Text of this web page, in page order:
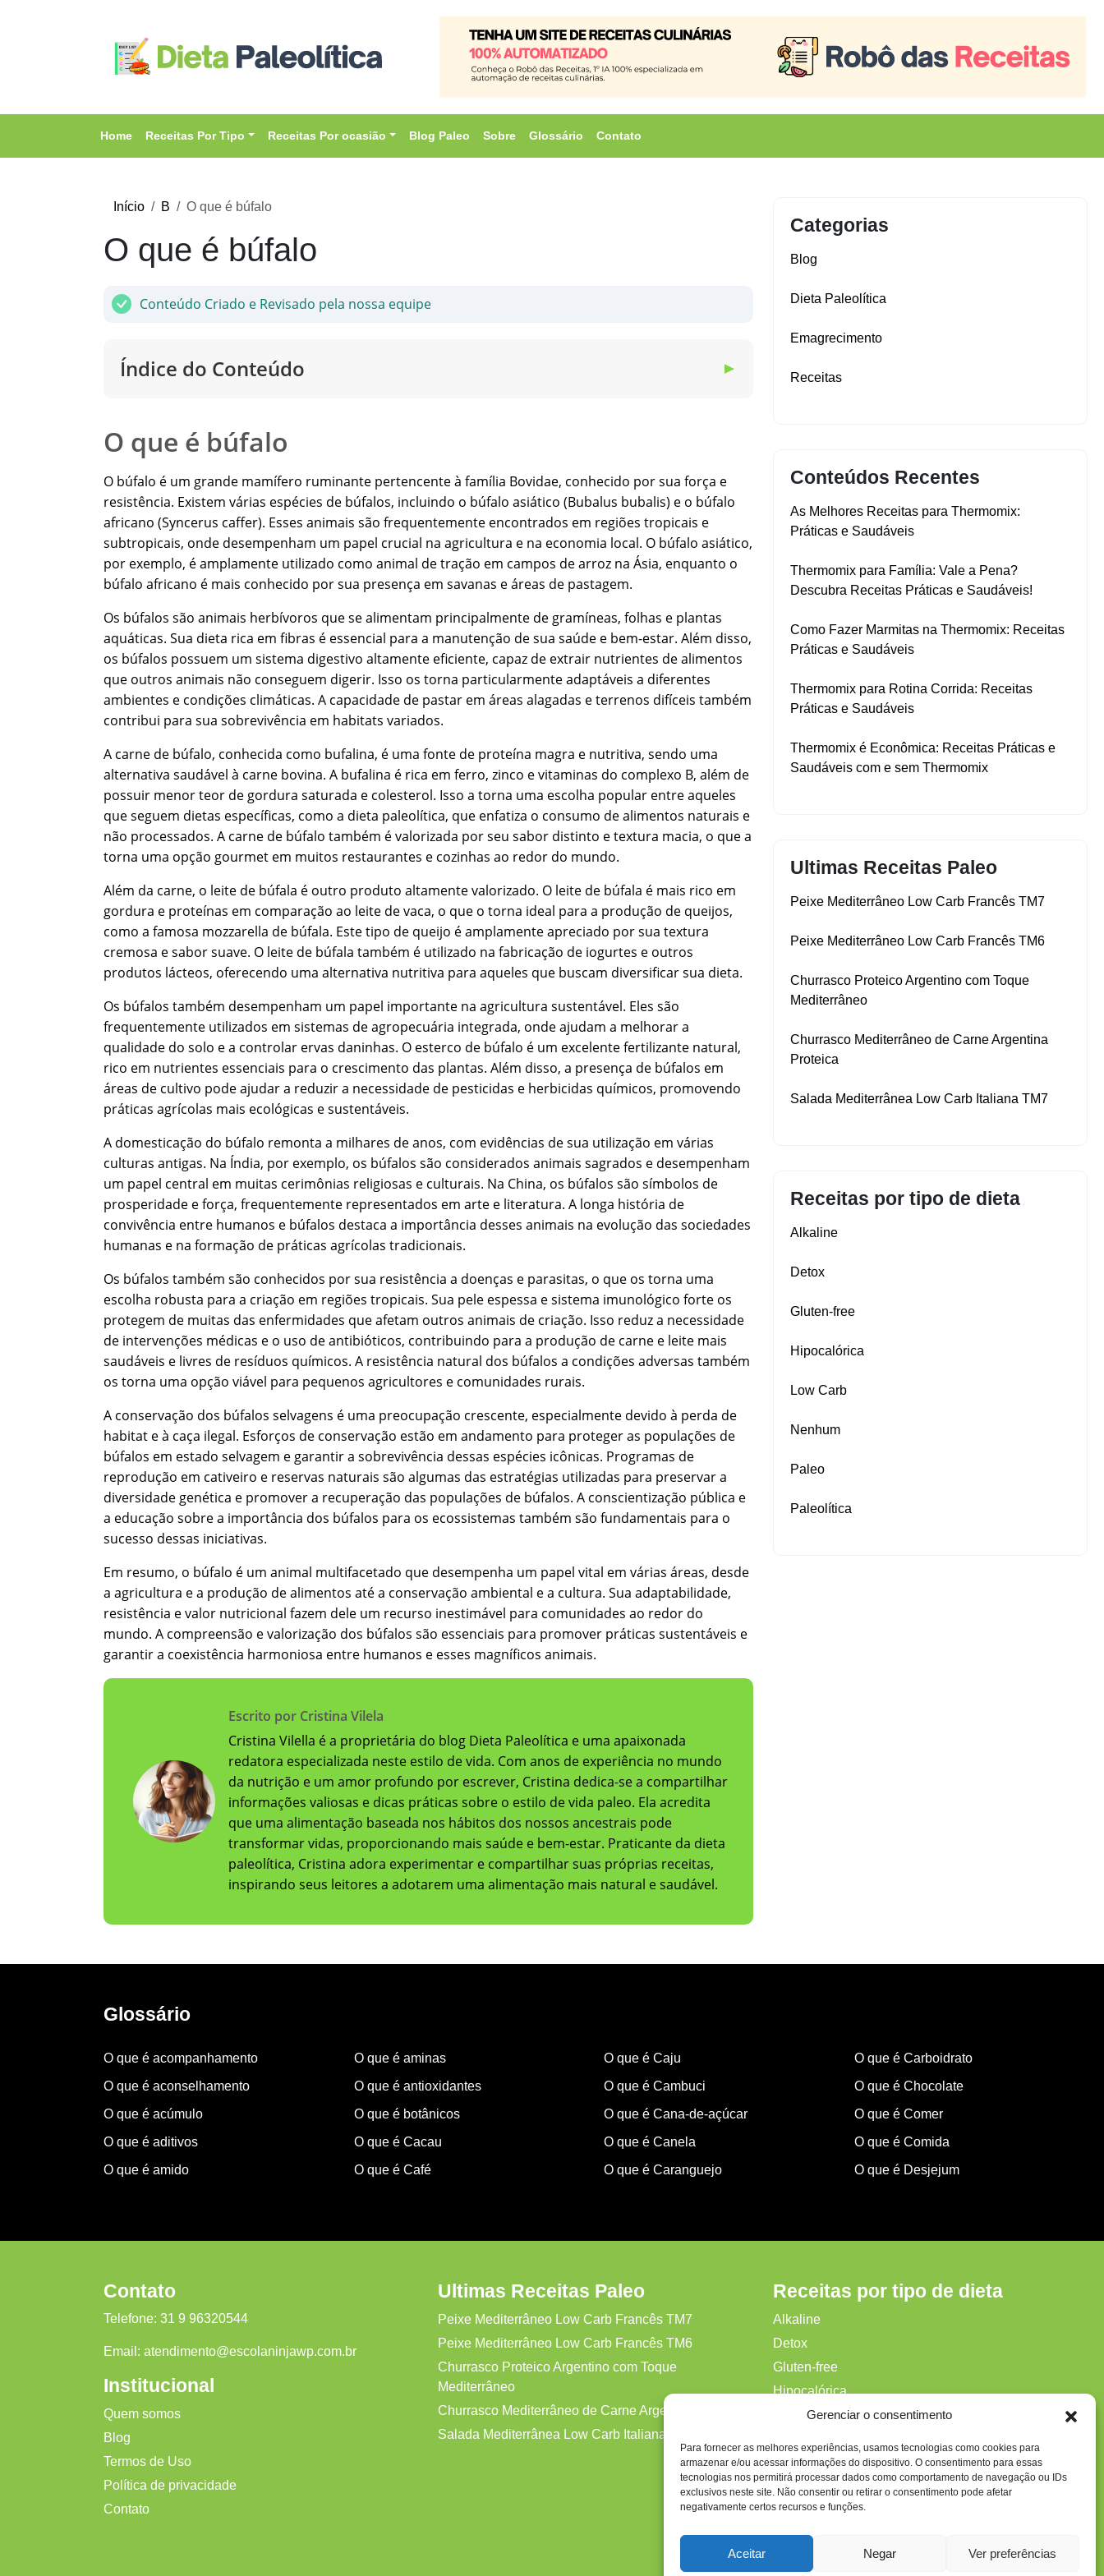
Gerenciar o consentimento
Para fornecer as melhores experiências, usamos tecnologias como cookies para
armazenar e/ou acessar informações do dispositivo. O consentimento para essas
tecnologias nos permitirá processar dados como comportamento de navegação ou IDs
exclusivos neste site. Não consentir ou retirar o consentimento pode afetar
negativamente certos recursos e funções.
Aceitar Negar Ver preferências
Home Receitas Por Tipo Receitas Por ocasião Blog Paleo Sobre Glossário Contato
Início B O que é búfalo
O que é búfalo
Conteúdo Criado e Revisado pela nossa equipe
Índice do Conteúdo ▼
O que é búfalo
O búfalo é um grande mamífero ruminante pertencente à família Bovidae, conhecido por sua força e
resistência. Existem várias espécies de búfalos, incluindo o búfalo asiático (Bubalus bubalis) e o búfalo
africano (Syncerus caffer). Esses animais são frequentemente encontrados em regiões tropicais e
subtropicais, onde desempenham um papel crucial na agricultura e na economia local. O búfalo asiático,
por exemplo, é amplamente utilizado como animal de tração em campos de arroz na Ásia, enquanto o
búfalo africano é mais conhecido por sua presença em savanas e áreas de pastagem.
Os búfalos são animais herbívoros que se alimentam principalmente de gramíneas, folhas e plantas
aquáticas. Sua dieta rica em fibras é essencial para a manutenção de sua saúde e bem-estar. Além disso,
os búfalos possuem um sistema digestivo altamente eficiente, capaz de extrair nutrientes de alimentos
que outros animais não conseguem digerir. Isso os torna particularmente adaptáveis a diferentes
ambientes e condições climáticas. A capacidade de pastar em áreas alagadas e terrenos difíceis também
contribui para sua sobrevivência em habitats variados.
A carne de búfalo, conhecida como bufalina, é uma fonte de proteína magra e nutritiva, sendo uma
alternativa saudável à carne bovina. A bufalina é rica em ferro, zinco e vitaminas do complexo B, além de
possuir menor teor de gordura saturada e colesterol. Isso a torna uma escolha popular entre aqueles
que seguem dietas específicas, como a dieta paleolítica, que enfatiza o consumo de alimentos naturais e
não processados. A carne de búfalo também é valorizada por seu sabor distinto e textura macia, o que a
torna uma opção gourmet em muitos restaurantes e cozinhas ao redor do mundo.
Além da carne, o leite de búfala é outro produto altamente valorizado. O leite de búfala é mais rico em
gordura e proteínas em comparação ao leite de vaca, o que o torna ideal para a produção de queijos,
como a famosa mozzarella de búfala. Este tipo de queijo é amplamente apreciado por sua textura
cremosa e sabor suave. O leite de búfala também é utilizado na fabricação de iogurtes e outros
produtos lácteos, oferecendo uma alternativa nutritiva para aqueles que buscam diversificar sua dieta.
Os búfalos também desempenham um papel importante na agricultura sustentável. Eles são
frequentemente utilizados em sistemas de agropecuária integrada, onde ajudam a melhorar a
qualidade do solo e a controlar ervas daninhas. O esterco de búfalo é um excelente fertilizante natural,
rico em nutrientes essenciais para o crescimento das plantas. Além disso, a presença de búfalos em
áreas de cultivo pode ajudar a reduzir a necessidade de pesticidas e herbicidas químicos, promovendo
práticas agrícolas mais ecológicas e sustentáveis.
A domesticação do búfalo remonta a milhares de anos, com evidências de sua utilização em várias
culturas antigas. Na Índia, por exemplo, os búfalos são considerados animais sagrados e desempenham
um papel central em muitas cerimônias religiosas e culturais. Na China, os búfalos são símbolos de
prosperidade e força, frequentemente representados em arte e literatura. A longa história de
convivência entre humanos e búfalos destaca a importância desses animais na evolução das sociedades
humanas e na formação de práticas agrícolas tradicionais.
Os búfalos também são conhecidos por sua resistência a doenças e parasitas, o que os torna uma
escolha robusta para a criação em regiões tropicais. Sua pele espessa e sistema imunológico forte os
protegem de muitas das enfermidades que afetam outros animais de criação. Isso reduz a necessidade
de intervenções médicas e o uso de antibióticos, contribuindo para a produção de carne e leite mais
saudáveis e livres de resíduos químicos. A resistência natural dos búfalos a condições adversas também
os torna uma opção viável para pequenos agricultores e comunidades rurais.
A conservação dos búfalos selvagens é uma preocupação crescente, especialmente devido à perda de
habitat e à caça ilegal. Esforços de conservação estão em andamento para proteger as populações de
búfalos em estado selvagem e garantir a sobrevivência dessas espécies icônicas. Programas de
reprodução em cativeiro e reservas naturais são algumas das estratégias utilizadas para preservar a
diversidade genética e promover a recuperação das populações de búfalos. A conscientização pública e
a educação sobre a importância dos búfalos para os ecossistemas também são fundamentais para o
sucesso dessas iniciativas.
Em resumo, o búfalo é um animal multifacetado que desempenha um papel vital em várias áreas, desde
a agricultura e a produção de alimentos até a conservação ambiental e a cultura. Sua adaptabilidade,
resistência e valor nutricional fazem dele um recurso inestimável para comunidades ao redor do
mundo. A compreensão e valorização dos búfalos são essenciais para promover práticas sustentáveis e
garantir a coexistência harmoniosa entre humanos e esses magníficos animais.
Escrito por Cristina Vilela
Cristina Vilella é a proprietária do blog Dieta Paleolítica e uma apaixonada
redatora especializada neste estilo de vida. Com anos de experiência no mundo
da nutrição e um amor profundo por escrever, Cristina dedica-se a compartilhar
informações valiosas e dicas práticas sobre o estilo de vida paleo. Ela acredita
que uma alimentação baseada nos hábitos dos nossos ancestrais pode
transformar vidas, proporcionando mais saúde e bem-estar. Praticante da dieta
paleolítica, Cristina adora experimentar e compartilhar suas próprias receitas,
inspirando seus leitores a adotarem uma alimentação mais natural e saudável.
Categorias
Blog
Dieta Paleolítica
Emagrecimento
Receitas
Conteúdos Recentes
As Melhores Receitas para Thermomix:
Práticas e Saudáveis
Thermomix para Família: Vale a Pena?
Descubra Receitas Práticas e Saudáveis!
Como Fazer Marmitas na Thermomix: Receitas
Práticas e Saudáveis
Thermomix para Rotina Corrida: Receitas
Práticas e Saudáveis
Thermomix é Econômica: Receitas Práticas e
Saudáveis com e sem Thermomix
Ultimas Receitas Paleo
Peixe Mediterrâneo Low Carb Francês TM7
Peixe Mediterrâneo Low Carb Francês TM6
Churrasco Proteico Argentino com Toque
Mediterrâneo
Churrasco Mediterrâneo de Carne Argentina
Proteica
Salada Mediterrânea Low Carb Italiana TM7
Receitas por tipo de dieta
Alkaline
Detox
Gluten‑free
Hipocalórica
Low Carb
Nenhum
Paleo
Paleolítica
Glossário
O que é acompanhamento
O que é aconselhamento
O que é acúmulo
O que é aditivos
O que é amido
O que é aminas
O que é antioxidantes
O que é botânicos
O que é Cacau
O que é Café
O que é Caju
O que é Cambuci
O que é Cana-de-açúcar
O que é Canela
O que é Caranguejo
O que é Carboidrato
O que é Chocolate
O que é Comer
O que é Comida
O que é Desjejum
Contato
Telefone: 31 9 96320544
Email: atendimento@escolaninjawp.com.br
Institucional
Quem somos
Blog
Termos de Uso
Política de privacidade
Contato
Ultimas Receitas Paleo
Peixe Mediterrâneo Low Carb Francês TM7
Peixe Mediterrâneo Low Carb Francês TM6
Churrasco Proteico Argentino com Toque
Mediterrâneo
Churrasco Mediterrâneo de Carne Argentina Proteica
Salada Mediterrânea Low Carb Italiana TM7
Receitas por tipo de dieta
Alkaline
Detox
Gluten‑free
Hipocalórica
Low Carb
Paleo
Paleolítica